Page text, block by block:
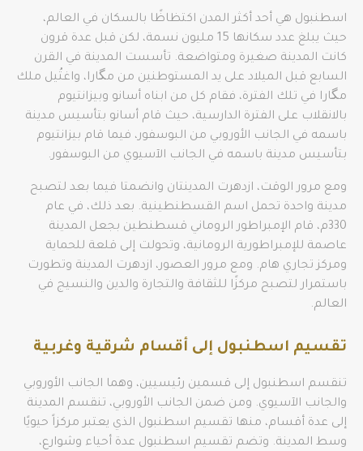
اسطنبول هي أحد أكثر المدن اكتظاظًا بالسكان في العالم،
حيث يبلغ عدد سكانها 15 مليون نسمة، لكن قبل عدة قرون
كانت المدينة صغيرة ومتواضعة. تأسست المدينة في القرن
السابع قبل الميلاد على يد المستوطنين من مگارا، واغتُيل ملك
مگارا في تلك الفترة، فقام كل من ابناه أسانو وبيزانتيوم
بالانقلاب على الفترة الدارسية، حيث قام أسانو بتأسيس مدينة
باسمه في الجانب الأوروبي من البوسفور، فيما قام بيزانتيوم
بتأسيس مدينة باسمه في الجانب الآسيوي من البوسفور.
ومع مرور الوقت، ازدهرت المدينتان وانضمتا فيما بعد لتصبح
مدينة واحدة تحمل اسم القسطنطينية. بعد ذلك، في عام
330م، قام الإمبراطور الروماني قسطنطين بجعل المدينة
عاصمة للإمبراطورية الرومانية، وتحولت إلى قلعة للحماية
ومركز تجاري هام. ومع مرور العصور، ازدهرت المدينة وتطورت
باستمرار لتصبح مركزًا للثقافة والتجارة والدين والنسيج في
العالم.
تقسيم اسطنبول إلى أقسام شرقية وغربية
تنقسم اسطنبول إلى قسمين رئيسيين، وهما الجانب الأوروبي
والجانب الآسيوي. ومن ضمن الجانب الأوروبي، تنقسم المدينة
إلى عدة أقسام، منها تقسيم اسطنبول الذي يعتبر مركزاً حيويًا
وسط المدينة. وتضم تقسيم اسطنبول عدة أحياء وشوارع،